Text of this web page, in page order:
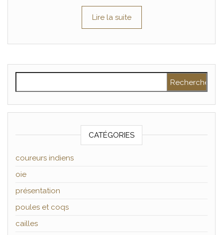
Lire la suite
CATÉGORIES
coureurs indiens
oie
présentation
poules et coqs
cailles